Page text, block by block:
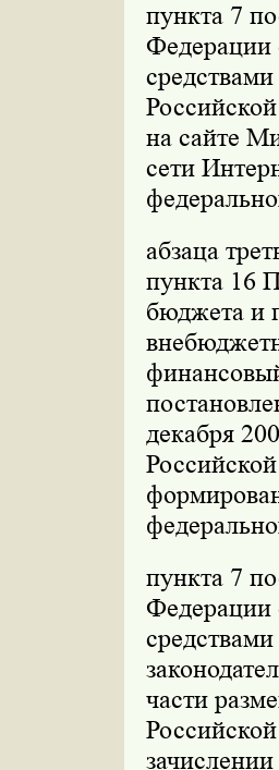
пункта 7
Федерации
на сайте
сети
абзаца
пункта 16
бюджета и
декабря
пункта 7
Федерации
части